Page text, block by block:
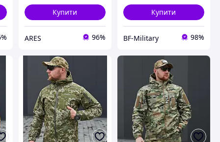
Купити
ARES 96%
Купити
BF-Military 98%